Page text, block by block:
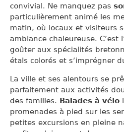
convivial. Ne manquez pas
particulièrement animé les
matin, où locaux et visiteurs
ambiance chaleureuse. C’est
goûter aux spécialités
étals colorés et s’imprégner
La ville et ses alentours se
parfaitement aux activités
des familles. Balades à vélo
promenades à pied sur les
petites excursions en pleine